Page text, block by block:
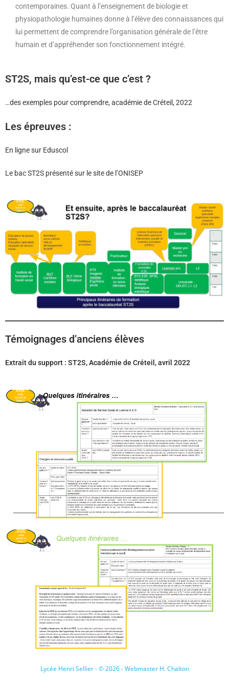
contemporaines. Quant à l’enseignement de biologie et
physiopathologie humaines donne à l’élève des connaissances qui
lui permettent de comprendre l’organisation générale de l’être
humain et d’appréhender son fonctionnement intégré.
ST2S, mais qu’est-ce que c’est ?
…des exemples pour comprendre, académie de Créteil, 2022
Les épreuves :
En ligne sur Eduscol
Le bac ST2S présenté sur le site de l’ONISEP
Témoignages d’anciens élèves
Extrait du support : ST2S, Académie de Créteil, avril 2022
Lycée Henri Sellier - © 2026 - Webmaster H. Chalton